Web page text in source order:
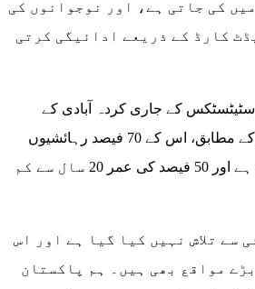
کی جاتی ہے، اور نوجوانوں کی
کارڈ کے ذریعے ادائیگی کرتی
سٹیٹسٹکس کے جاری کردہ آبادی کے
ڈھانچے کے اعداد و شمار کے مطابق، اس کے 70 فیصد رہائشیوں
کی عمر 30 سال سے کم ہے اور 50 فیصد کی عمر 20 سال سے کم
سے تلاش نہیں کیا گیا ہے اور اس
مواقع بھی ہیں۔ ہم پاکستان